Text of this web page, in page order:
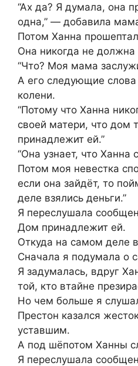
“Ах да? Я думала, она
одна,” — добавила
Потом Ханна
Она никогда не должна
“Что? Моя мама
А его следующие
колени.
“Потому что Ханна
своей матери, что дом
принадлежит ей.”
“Она узнает, что Ханна
Потом моя невестка
если она зайдёт, то
деле взялись деньги.”
Я переслушала
Дом принадлежит ей.
Откуда на самом деле
Сначала я подумала о
Я задумалась, вдруг
той, кто втайне
Но чем больше я
Престон казался
уставшим.
А под шёпотом Ханны
Я переслушала